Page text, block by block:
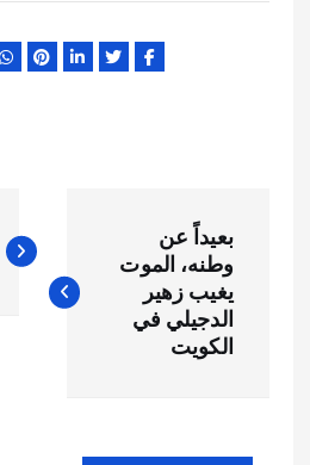
ص
بعيداً عن
وطنه، الموت
يغيب زهير
الدجيلي في
الكويت